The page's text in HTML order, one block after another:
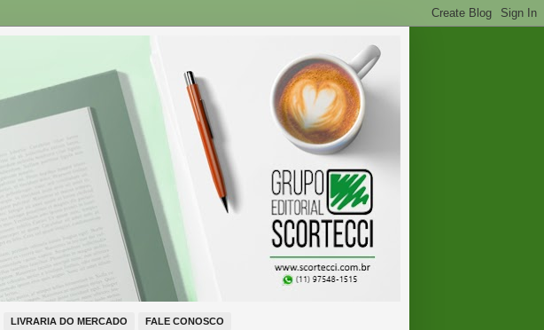
LIVRARIA DO MERCADO FALE CONOSCO